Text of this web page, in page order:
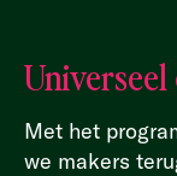
Met het
we makers